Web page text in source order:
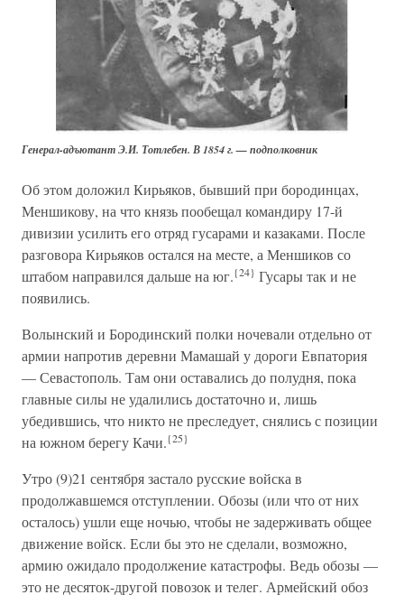
Генерал-адъютант Э.И. Тотлебен. В 1854 г. — подполковник
Об этом доложил Кирьяков, бывший при бородинцах,
Меншикову, на что князь пообещал командиру 17-й
дивизии усилить его отряд гусарами и казаками. После
разговора Кирьяков остался на месте, а Меншиков со
штабом направился дальше на юг.{24} Гусары так и не
появились.
Волынский и Бородинский полки ночевали отдельно от
армии напротив деревни Мамашай у дороги Евпатория
— Севастополь. Там они оставались до полудня, пока
главные силы не удалились достаточно и, лишь
убедившись, что никто не преследует, снялись с позиции
на южном берегу Качи.{25}
Утро (9)21 сентября застало русские войска в
продолжавшемся отступлении. Обозы (или что от них
осталось) ушли еще ночью, чтобы не задерживать общее
движение войск. Если бы это не сделали, возможно,
армию ожидало продолжение катастрофы. Ведь обозы —
это не десяток-другой повозок и телег. Армейский обоз